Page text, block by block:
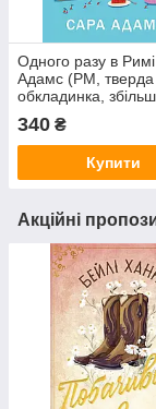
Одного разу в
Адамс (РМ, тверда
обкладинка,
340 ₴
Купити
Акційні